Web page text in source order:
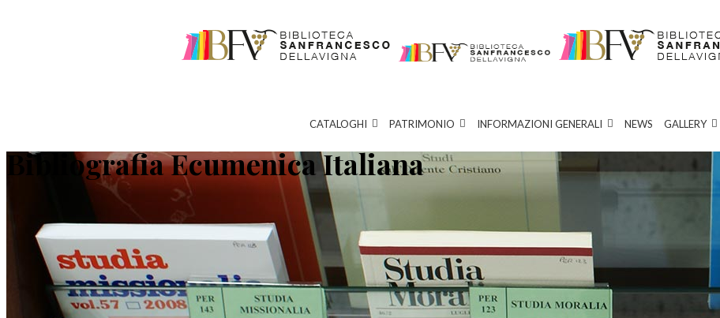
CATALOGHI PATRIMONIO INFORMAZIONI GENERALI NEWS GALLERY
Bibliografia Ecumenica Italiana